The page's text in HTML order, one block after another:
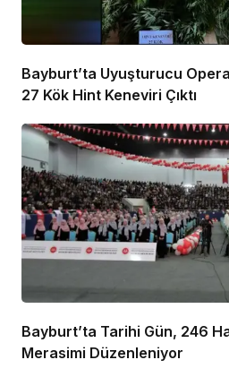
Bayburt’ta Uyuşturucu
27 Kök Hint Keneviri Çıktı
Bayburt’ta Tarihi Gün, 246
Merasimi Düzenleniyor